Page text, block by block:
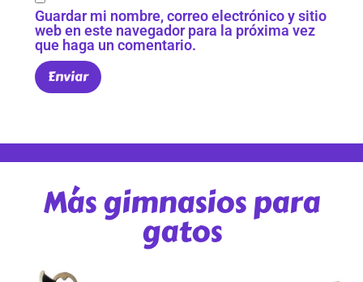
Guardar mi nombre, correo electrónico y sitio
web en este navegador para la próxima vez
que haga un comentario.
Más gimnasios para
gatos